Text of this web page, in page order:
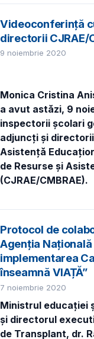
Videoconferință
directorii CJRAE/
9 noiembrie 2020
Monica Cristina
a avut astăzi, 9
inspectorii școlari
adjuncți și
Asistență
de Resurse și
(CJRAE/CMBRAE).
Protocol de
Agenția
implementarea
înseamnă VIAȚĂ”
7 noiembrie 2020
Ministrul educației
și directorul
de Transplant, dr.